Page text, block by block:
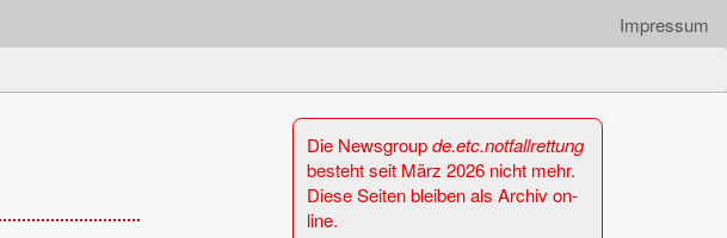
Impressum
Die News­groupde.​etc.​notfall­ret­tung
be­steht seit März 2026 nicht mehr.
Diese Sei­ten blei­ben als Ar­chiv on­
line.